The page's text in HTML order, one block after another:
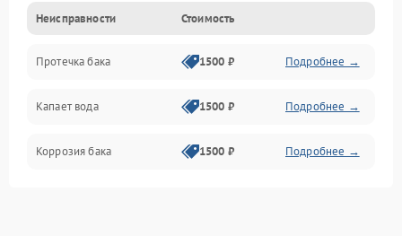
Датчики
Механика
Неисправности Стоимость
Протечка бака 1500 ₽ Подробнее →
Капает вода 1500 ₽ Подробнее →
Коррозия бака 1500 ₽ Подробнее →